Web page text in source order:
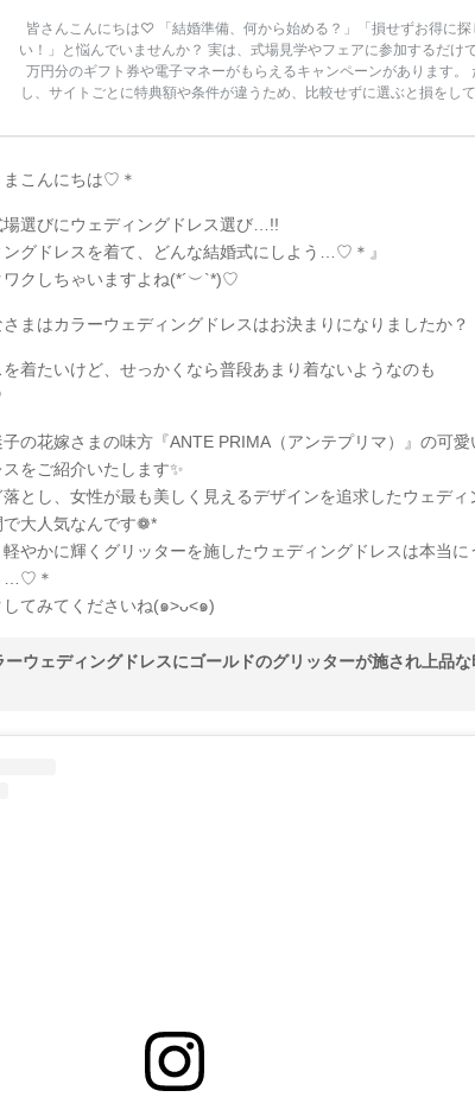
皆さんこんにちは♡ 「結婚準備、何から始める？」「損せずお得に探
い！」と悩んでいませんか？ 実は、式場見学やフェアに参加するだけ
万円分のギフト券や電子マネーがもらえるキャンペーンがあります。
し、サイトごとに特典額や条件が違うため、比較せずに選ぶと損をし
ンペーン特典ランキングを公開！ 比較サイト：プラコレ、ゼクシィ、
得？」「プラコレの特典は？」といった疑問も解決します。 まずは診
こんにちは♡＊
選びにウェディングドレス選び…!!
ングドレスを着て、どんな結婚式にしよう…♡＊』
クしちゃいますよね(*´︶`*)♡
まはカラーウェディングドレスはお決まりになりましたか？
着たいけど、せっかくなら普段あまり着ないようなのも
の花嫁さまの味方『ANTE PRIMA（アンテプリマ）』の可愛
をご紹介いたします✨
とし、女性が最も美しく見えるデザインを追求したウェディ
で大人気なんです❁*
やかに輝くグリッターを施したウェディングドレスは本当に
…♡＊
てみてくださいね(๑>ᴗ<๑)
ーウェディングドレスにゴールドのグリッターが施され上品